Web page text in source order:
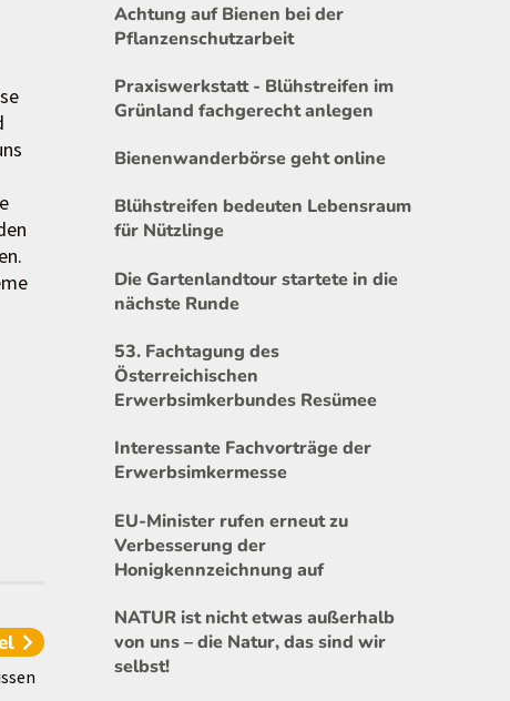
Achtung auf Bienen bei der
Pflanzenschutzarbeit
Praxiswerkstatt - Blühstreifen im
Grünland fachgerecht anlegen
Bienenwanderbörse geht online
Blühstreifen bedeuten Lebensraum
für Nützlinge
Die Gartenlandtour startete in die
nächste Runde
53. Fachtagung des
Österreichischen
Erwerbsimkerbundes Resümee
Interessante Fachvorträge der
Erwerbsimkermesse
EU-Minister rufen erneut zu
Verbesserung der
Honigkennzeichnung auf
NATUR ist nicht etwas außerhalb
von uns – die Natur, das sind wir
selbst!